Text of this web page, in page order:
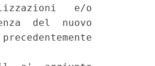
e/o
del  nuovo